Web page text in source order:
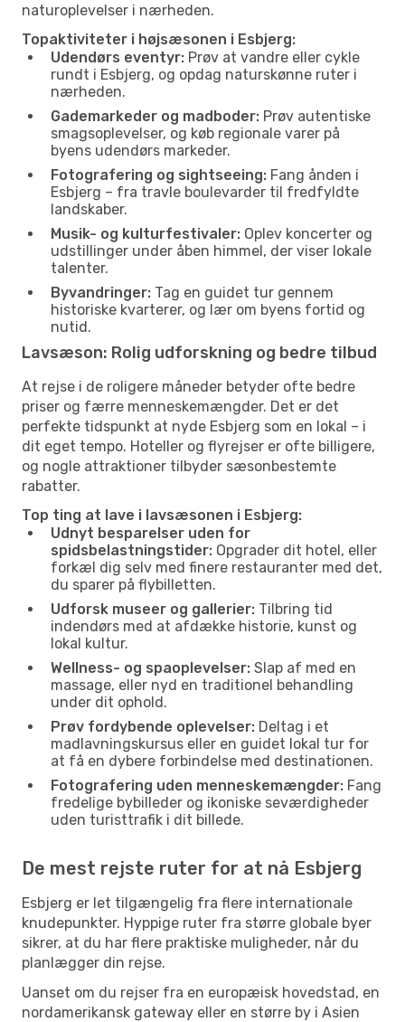
naturoplevelser i nærheden.
Topaktiviteter i højsæsonen i Esbjerg:
Udendørs eventyr: Prøv at vandre eller cykle
rundt i Esbjerg, og opdag naturskønne ruter i
nærheden.
Gademarkeder og madboder: Prøv autentiske
smagsoplevelser, og køb regionale varer på
byens udendørs markeder.
Fotografering og sightseeing: Fang ånden i
Esbjerg – fra travle boulevarder til fredfyldte
landskaber.
Musik- og kulturfestivaler: Oplev koncerter og
udstillinger under åben himmel, der viser lokale
talenter.
Byvandringer: Tag en guidet tur gennem
historiske kvarterer, og lær om byens fortid og
nutid.
Lavsæson: Rolig udforskning og bedre tilbud
At rejse i de roligere måneder betyder ofte bedre
priser og færre menneskemængder. Det er det
perfekte tidspunkt at nyde Esbjerg som en lokal – i
dit eget tempo. Hoteller og flyrejser er ofte billigere,
og nogle attraktioner tilbyder sæsonbestemte
rabatter.
Top ting at lave i lavsæsonen i Esbjerg:
Udnyt besparelser uden for
spidsbelastningstider: Opgrader dit hotel, eller
forkæl dig selv med finere restauranter med det,
du sparer på flybilletten.
Udforsk museer og gallerier: Tilbring tid
indendørs med at afdække historie, kunst og
lokal kultur.
Wellness- og spaoplevelser: Slap af med en
massage, eller nyd en traditionel behandling
under dit ophold.
Prøv fordybende oplevelser: Deltag i et
madlavningskursus eller en guidet lokal tur for
at få en dybere forbindelse med destinationen.
Fotografering uden menneskemængder: Fang
fredelige bybilleder og ikoniske seværdigheder
uden turisttrafik i dit billede.
De mest rejste ruter for at nå Esbjerg
Esbjerg er let tilgængelig fra flere internationale
knudepunkter. Hyppige ruter fra større globale byer
sikrer, at du har flere praktiske muligheder, når du
planlægger din rejse.
Uanset om du rejser fra en europæisk hovedstad, en
nordamerikansk gateway eller en større by i Asien